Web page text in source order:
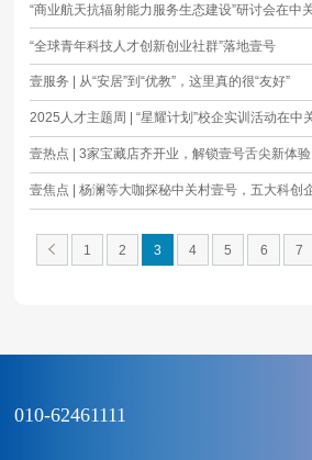
“全球青年科技人才创新创业社群”落地壹号
壹服务 | 从“安居”到“优教”，这里真的很“友好”
壹热点 | 3家宝藏店齐开业，解锁壹号舌尖新体验
1 2 3 4 5 6 7
010-62461111